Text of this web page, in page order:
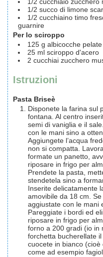
1/2 cucchiaio zucchero
1/2 succo di limone
1/2 cucchiaino timo
guarnire
Per lo sciroppo
125 g albicocche
25 ml sciroppo d'acero
2 cucchiai zucchero
Istruzioni
Pasta Briseè
Disponete la farina sul
fontana. Al centro
semi di vaniglia e il
con le mani sino a
Aggiungete l’acqua
non si compatta.
formate un panetto,
riposare in frigo per
Prendete la pasta,
stendetela sino a
Inserite delicatamente
amovibile da 18 cm.
aggiustate con le mani
Pareggiate i bordi ed
riposare in frigo per
forno a 200 gradi (io in
forchetta bucherellate
cuocete in bianco
come ad esempio